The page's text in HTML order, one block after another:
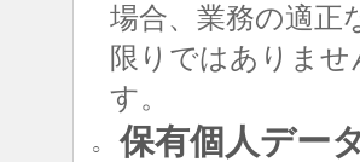
場合、業務の適正
限りではありま
す。
○ 保有個人デー